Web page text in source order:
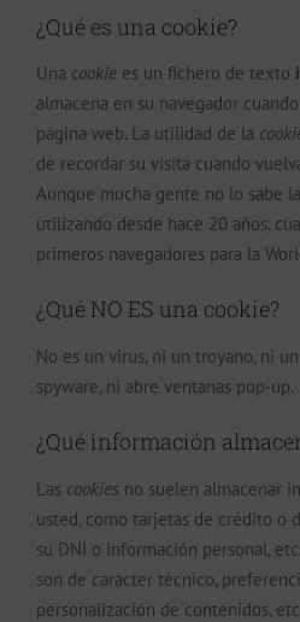
¿Qué es una cookie?
Una cookie es un fichero de texto
almacena en su navegador
página web. La utilidad de la
de recordar su visita cuando
Aunque mucha gente no lo sabe
utilizando desde hace 20 años,
primeros navegadores para la
¿Qué NO ES una cookie?
No es un virus, ni un troyano, ni
spyware, ni abre ventanas pop-up.
¿Qué información
Las cookies no suelen almacenar
usted, como tarjetas de crédito o
su DNI o información personal,
son de carácter técnico,
personalización de contenidos,